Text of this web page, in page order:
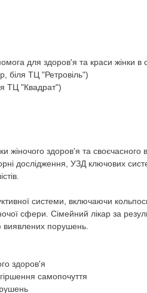
для здоров'я та краси жінки в
біля ТЦ "Ретровіль")
ТЦ "Квадрат")
жіночого здоров'я та
дослідження, УЗД ключових
системи, включаючи
сфери. Сімейний лікар за
виявлених порушень.
здоров'я
самопочуття